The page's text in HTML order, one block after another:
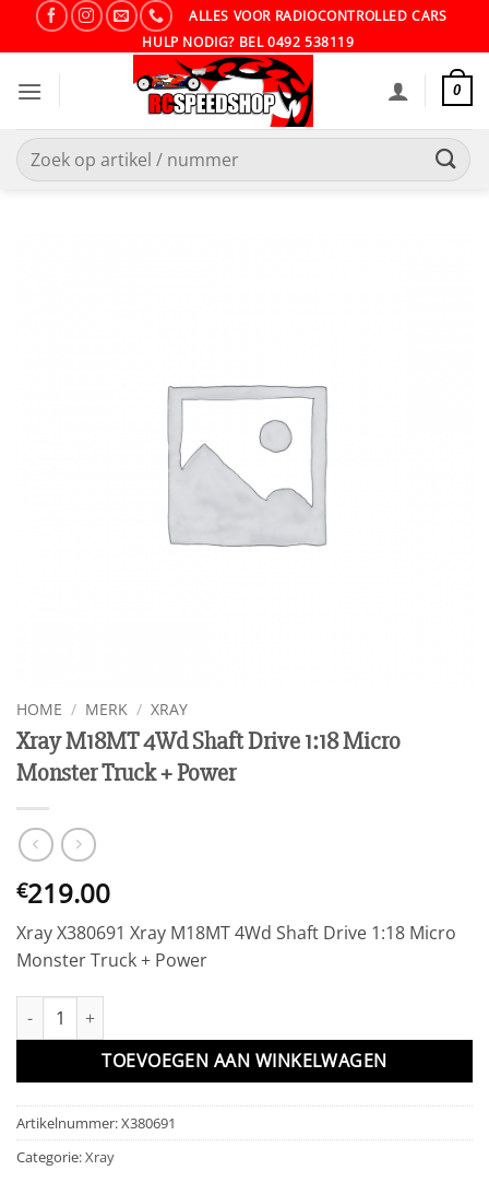
ALLES VOOR RADIOCONTROLLED CARS
HULP NODIG? BEL 0492 538119
0
Zoeken
naar:
HOME / MERK / XRAY
Xray M18MT 4Wd Shaft Drive 1:18 Micro
Monster Truck + Power
€219.00
Xray X380691 Xray M18MT 4Wd Shaft Drive 1:18 Micro
Monster Truck + Power
Xray M18MT 4Wd Shaft Drive 1:18 Micro Monster Truck + Power
TOEVOEGEN AAN WINKELWAGEN
Artikelnummer:X380691
Categorie:Xray